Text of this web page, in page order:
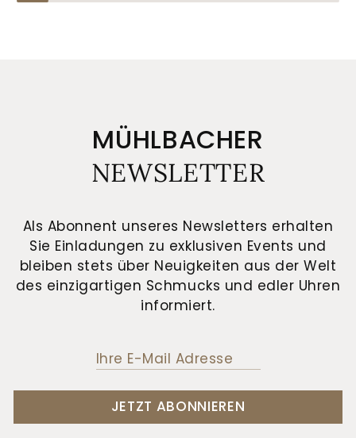
MÜHLBACHER
NEWSLETTER
Als Abonnent unseres Newsletters erhalten
Sie Einladungen zu exklusiven Events und
bleiben stets über Neuigkeiten aus der Welt
des einzigartigen Schmucks und edler Uhren
informiert.
JETZT ABONNIEREN